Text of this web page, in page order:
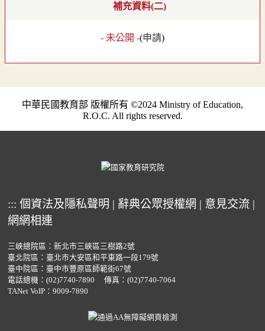
補充資料(二)
- 未公開 -(申請)
中華民國教育部 版權所有 ©2024 Ministry of Education,
R.O.C. All rights reserved.
::: 個資法及隱私聲明 | 辭典公眾授權網 | 意見交流 |
網網相連
三峽總院區：新北市三峽區三樹路2號
臺北院區：臺北市大安區和平東路一段179號
臺中院區：臺中市豐原區師範街67號
電話總機： (02)7740-7890
傳真：(02)7740-7064
TANet VoIP：9009-7890